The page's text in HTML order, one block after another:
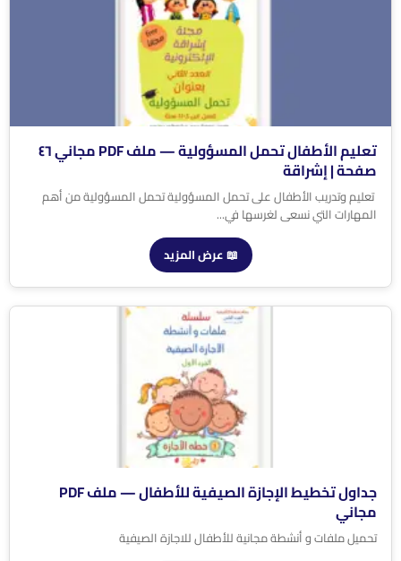
تعليم الأطفال تحمل المسؤولية — ملف PDF مجاني ٤٦
صفحة | إشراقة
تعليم وتدريب الأطفال على تحمل المسؤولية تحمل المسؤولية من أهم
المهارات التي نسعى لغرسها في...
📖 عرض المزيد
جداول تخطيط الإجازة الصيفية للأطفال — ملف PDF
مجاني
تحميل ملفات و أنشطة مجانية للأطفال للاجازة الصيفية